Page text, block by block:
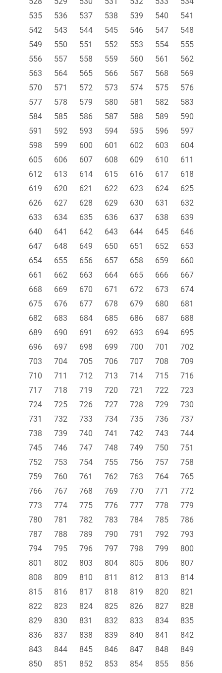
535
536 537 538 539 540
541
542
543 544 545 546 547
548
549
550 551 552 553 554
555
556
557 558 559 560 561
562
563
564 565 566 567 568
569
570
571 572 573 574 575
576
577
578 579 580 581 582
583
584
585 586 587 588 589
590
591
592 593 594 595 596
597
598
599 600 601 602 603
604
605
606 607 608 609 610
611
612
613 614 615 616 617
618
619
620 621 622 623 624
625
626
627 628 629 630 631
632
633
634 635 636 637 638
639
640
641 642 643 644 645
646
647
648 649 650 651 652
653
654
655 656 657 658 659
660
661
662 663 664 665 666
667
668
669 670 671 672 673
674
675
676 677 678 679 680
681
682
683 684 685 686 687
688
689
690 691 692 693 694
695
696
697 698 699 700 701
702
703
704 705 706 707 708
709
710
711 712 713 714 715
716
717
718 719 720 721 722
723
724
725 726 727 728 729
730
731
732 733 734 735 736
737
738
739 740 741 742 743
744
745
746 747 748 749 750
751
752
753 754 755 756 757
758
759
760 761 762 763 764
765
766
767 768 769 770 771
772
773
774 775 776 777 778
779
780
781 782 783 784 785
786
787
788 789 790 791 792
793
794
795 796 797 798 799
800
801
802 803 804 805 806
807
808
809 810 811 812 813
814
815
816 817 818 819 820
821
822
823 824 825 826 827
828
829
830 831 832 833 834
835
836
837 838 839 840 841
842
843
844 845 846 847 848
849
850
851 852 853 854 855
856